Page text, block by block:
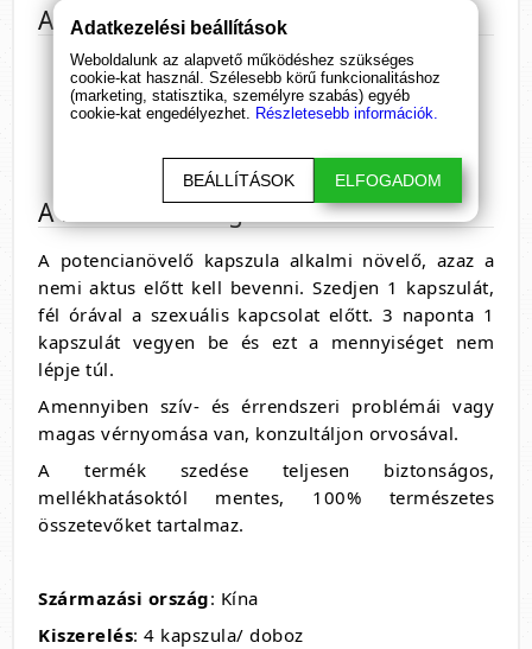
A Machooh összetétele
Maca (Lepidum Meyenil) - 310 mg
Gotu Kola (Centella Asiatica) - 60 mg
Panax Ginzeng - 20 mg
A Machooh adagolása
A potencianövelő kapszula alkalmi növelő, azaz a
nemi aktus előtt kell bevenni. Szedjen 1 kapszulát,
fél órával a szexuális kapcsolat előtt. 3 naponta 1
kapszulát vegyen be és ezt a mennyiséget nem
lépje túl.
Amennyiben szív- és érrendszeri problémái vagy
magas vérnyomása van, konzultáljon orvosával.
A termék szedése teljesen biztonságos,
mellékhatásoktól mentes, 100% természetes
összetevőket tartalmaz.
Származási ország: Kína
Kiszerelés: 4 kapszula/ doboz
Adatkezelési beállítások
Weboldalunk az alapvető működéshez szükséges
cookie-kat használ. Szélesebb körű funkcionalitáshoz
(marketing, statisztika, személyre szabás) egyéb
cookie-kat engedélyezhet. Részletesebb információk.
BEÁLLÍTÁSOK ELFOGADOM